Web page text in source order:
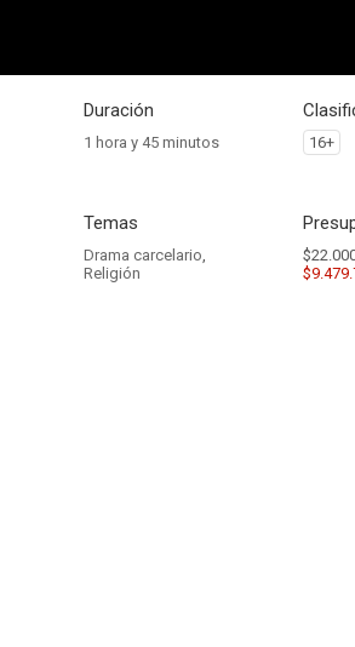
Duración
1 hora y 45 minutos 16+
Temas
Drama carcelario,
Religión